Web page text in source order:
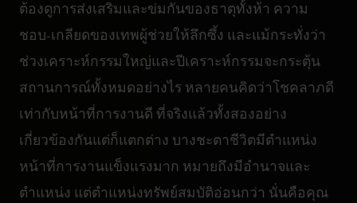
ต้องดูการส่งเสริมและข่มกันของธาตุทั้งห้า ความ
ชอบ-เกลียดของเทพผู้ช่วยให้ลึกซึ้ง และแม้กระทั่งว่า
ช่วงเคราะห์กรรมใหญ่และปีเคราะห์กรรมจะกระตุ้น
สถานการณ์ทั้งหมดอย่างไร หลายคนคิดว่าโชคลาภดี
เท่ากับหน้าที่การงานดี ที่จริงแล้วทั้งสองอย่าง
เกี่ยวข้องกันแต่ก็แตกต่าง บางชะตาชีวิตมีตำแหน่ง
หน้าที่การงานแข็งแรงมาก หมายถึงมีอำนาจและ
ตำแหน่ง แต่ตำแหน่งทรัพย์สมบัติอ่อนกว่า นั่นคือคุณ